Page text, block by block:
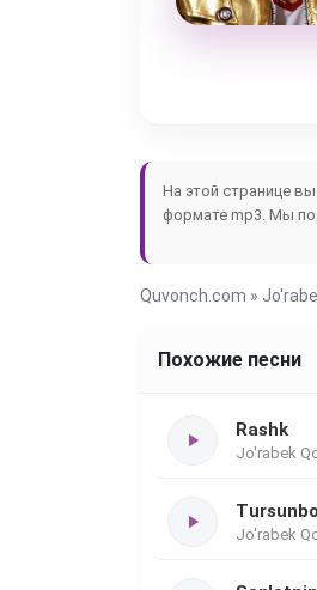
На этой странице
формате mp3. Мы
Quvonch.com »
Похожие песни
Rashk
Jo'rabek
Jo'rabek